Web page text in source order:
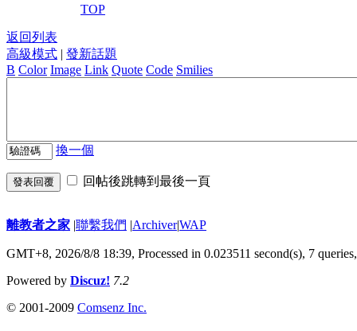
TOP
返回列表
高級模式 | 發新話題
B Color Image Link Quote Code Smilies
換一個
發表回覆 回帖後跳轉到最後一頁
離教者之家 |聯繫我們 |Archiver|WAP
GMT+8, 2026/8/8 18:39, Processed in 0.023511 second(s), 7
Powered by Discuz! 7.2
© 2001-2009 Comsenz Inc.